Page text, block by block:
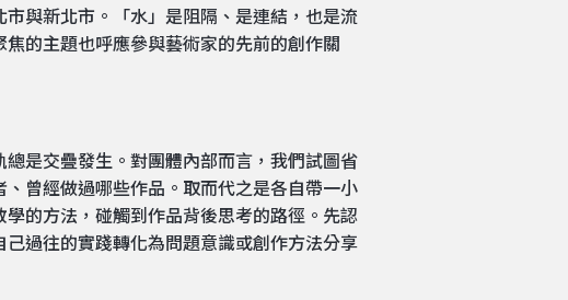
與新北市。「水」是阻隔、是連結，也是流
的主題也呼應參與藝術家的先前的創作關
是交疊發生。對團體內部而言，我們試圖省
曾經做過哪些作品。取而代之是各自帶一小
的方法，碰觸到作品背後思考的路徑。先認
過往的實踐轉化為問題意識或創作方法分享